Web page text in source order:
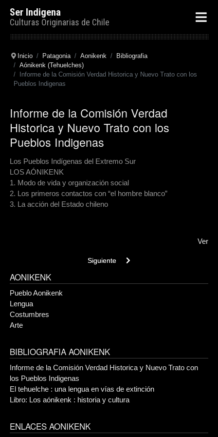
Ser Indigena
Culturas Originarias de Chile
Inicio Patagonia Aonikenk
Bibliografia
Aónikenk (Tehuelches)
Informe de la Comisión Verdad Historica y Nuevo Trato con los
Pueblos Indigenas
Informe de la Comisión Verdad
Historica y Nuevo Trato con los
Pueblos Indigenas
Los Pueblos Indígenas del Extremo Sur
LOS AÓNIKENK
1. Modo de vida y organización social
2. Los primeros contactos con “el hombre blanco”
3. La acción del Estado chileno
Ver
Next article: El tehuelche : una lengua en
Siguiente
AONIKENK
Pueblo Aonikenk
Lengua
Costumbres
Arte
BIBLIOGRAFIA AONIKENK
Informe de la Comisión Verdad Historica y Nuevo Trato con
los Pueblos Indigenas
El tehuelche : una lengua en vías de extinción
Libro: Los aónikenk : historia y cultura
ENLACES AONIKENK